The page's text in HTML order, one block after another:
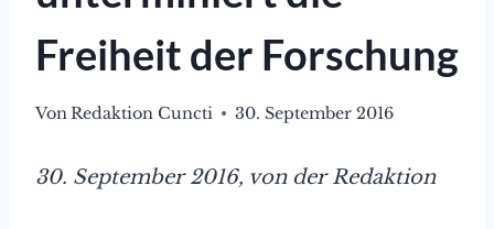
Freiheit der Forschung
VonRedaktion Cuncti 30. September 2016
30. September 2016, von der Redaktion